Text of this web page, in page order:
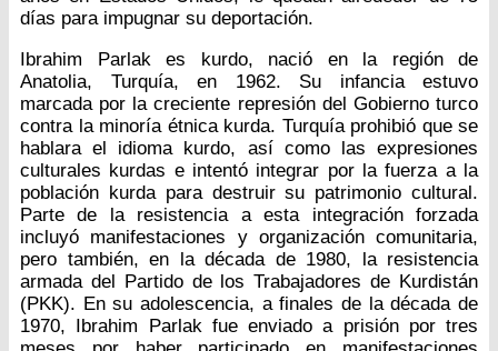
días para impugnar su deportación.
Ibrahim Parlak es kurdo, nació en la región de
Anatolia, Turquía, en 1962. Su infancia estuvo
marcada por la creciente represión del Gobierno turco
contra la minoría étnica kurda. Turquía prohibió que se
hablara el idioma kurdo, así como las expresiones
culturales kurdas e intentó integrar por la fuerza a la
población kurda para destruir su patrimonio cultural.
Parte de la resistencia a esta integración forzada
incluyó manifestaciones y organización comunitaria,
pero también, en la década de 1980, la resistencia
armada del Partido de los Trabajadores de Kurdistán
(PKK). En su adolescencia, a finales de la década de
1970, Ibrahim Parlak fue enviado a prisión por tres